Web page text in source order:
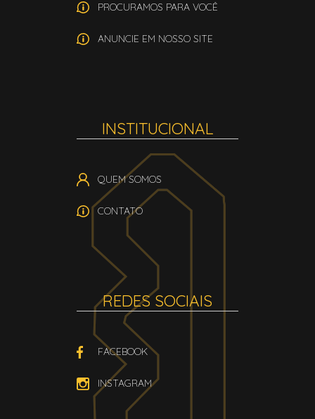
PROCURAMOS PARA VOCÊ
ANUNCIE EM NOSSO SITE
INSTITUCIONAL
QUEM SOMOS
CONTATO
REDES SOCIAIS
FACEBOOK
INSTAGRAM